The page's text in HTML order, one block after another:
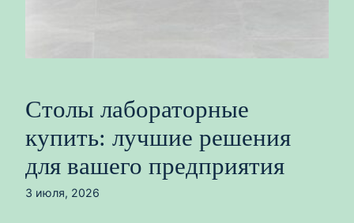
Столы лабораторные
купить: лучшие решения
для вашего предприятия
3 июля, 2026